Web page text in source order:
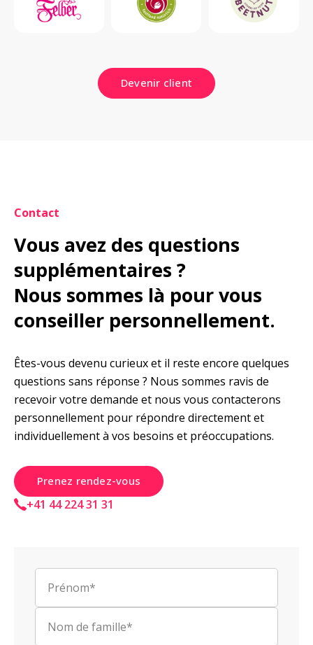
Devenir client
Contact
Vous avez des questions
supplémentaires ?
Nous sommes là pour vous
conseiller personnellement.
Êtes-vous devenu curieux et il reste encore quelques
questions sans réponse ? Nous sommes ravis de
recevoir votre demande et nous vous contacterons
personnellement pour répondre directement et
individuellement à vos besoins et préoccupations.
Prenez rendez-vous
+41 44 224 31 31
Prénom*
Nom de famille*